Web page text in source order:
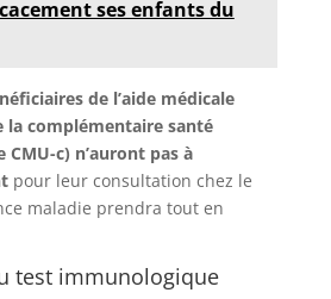
ses enfants du
de l’aide médicale
la complémentaire santé
c) n’auront pas à
pour leur consultation chez le
maladie prendra tout en
test immunologique